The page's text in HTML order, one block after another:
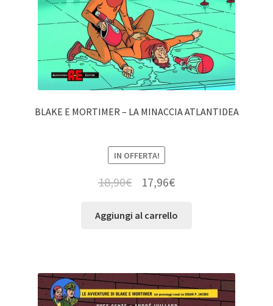
BLAKE E MORTIMER – LA MINACCIA ATLANTIDEA
IN OFFERTA!
18,90€ 17,96€
Aggiungi al carrello